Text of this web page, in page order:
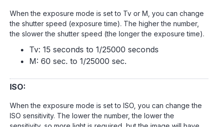
When the exposure mode is set to Tv or M, you can change
the shutter speed (exposure time). The higher the number,
the slower the shutter speed (the longer the exposure time).
Tv: 15 seconds to 1/25000 seconds
M: 60 sec. to 1/25000 sec.
ISO:
When the exposure mode is set to ISO, you can change the
ISO sensitivity. The lower the number, the lower the